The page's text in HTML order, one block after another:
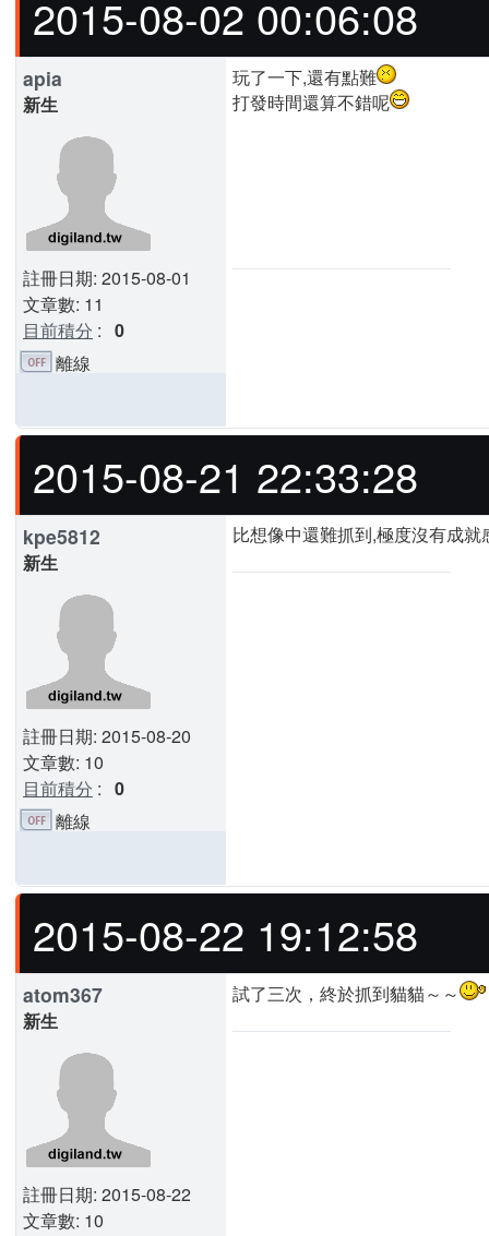
2015-08-02 00:06:08
apia
新生
註冊日期: 2015-08-01
文章數: 11
目前積分 : 0
玩了一下,還有點難
打發時間還算不錯呢
離線
2015-08-21 22:33:28
kpe5812
新生
註冊日期: 2015-08-20
文章數: 10
目前積分 : 0
比想像中還難抓到,極度沒有成就
離線
2015-08-22 19:12:58
atom367
新生
註冊日期: 2015-08-22
文章數: 10
試了三次，終於抓到貓貓～～